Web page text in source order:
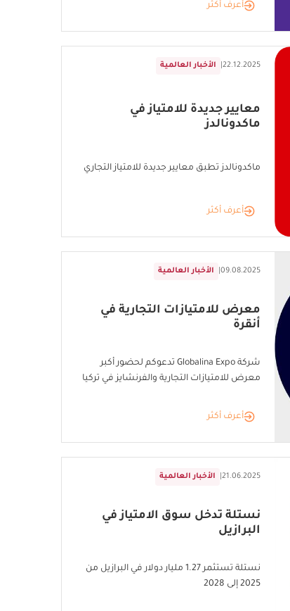
أعرف أكثر
الأخبار العالمية 22.12.2025
معايير جديدة للامتياز في
ماكدونالدز
ماكدونالدز تطبق معايير جديدة للامتياز التجاري
أعرف أكثر
الأخبار العالمية 09.08.2025
معرض للامتيازات التجارية في
أنقرة
شركة Globalina Expo تدعوكم لحضور أكبر
معرض للامتيازات التجارية والفرنشايز في تركيا
أعرف أكثر
الأخبار العالمية 21.06.2025
نستلة تدخل سوق الامتياز في
البرازيل
نستلة تستثمر 1.27 مليار دولار في البرازيل من
2025 إلى 2028